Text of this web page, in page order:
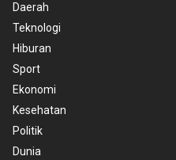
Daerah
Teknologi
Hiburan
Sport
Ekonomi
Kesehatan
Politik
Dunia